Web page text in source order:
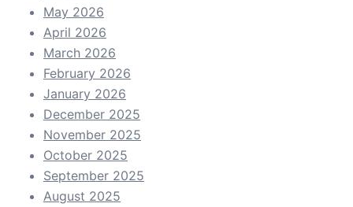
May 2026
April 2026
March 2026
February 2026
January 2026
December 2025
November 2025
October 2025
September 2025
August 2025